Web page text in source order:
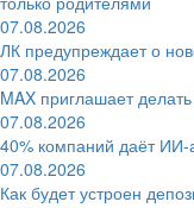
07.08.2026
ЛК предупреждает о
07.08.2026
MAX приглашает
07.08.2026
40% компаний даёт
07.08.2026
Как будет устроен